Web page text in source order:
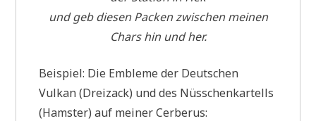
und geb diesen Packen zwischen meinen
Chars hin und her.
Beispiel: Die Embleme der Deutschen
Vulkan (Dreizack) und des Nüsschenkartells
(Hamster) auf meiner Cerberus: